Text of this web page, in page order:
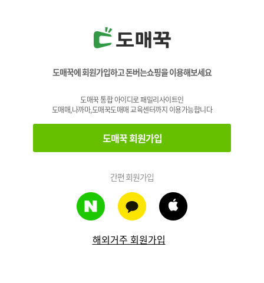
도매꾹에 회원가입하고 돈버는쇼핑을 이용해보세요
도매꾹 통합 아이디로 패밀리사이트인
도매매,나까마,도매꾹도매매 교육센터까지 이용가능합니다
도매꾹 회원가입
간편 회원가입
해외거주 회원가입